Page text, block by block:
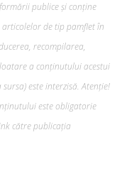
publice și conține
de tip pamflet în
recompilarea,
a conținutului acestui
este interzisă. Atenție!
este obligatorie
către publicația